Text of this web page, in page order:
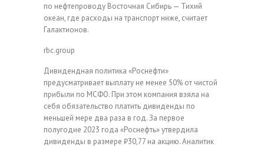
по нефтепроводу Восточная Сибирь — Тихий
океан, где расходы на транспорт ниже, считает
Галактионов.
rbc.group
Дивидендная политика «Роснефти»
предусматривает выплату не менее 50% от чистой
прибыли по МСФО. При этом компания взяла на
себя обязательство платить дивиденды по
меньшей мере два раза в год. За первое
полугодие 2023 года «Роснефть» утвердила
дивиденды в размере ₽30,77 на акцию. Аналитик